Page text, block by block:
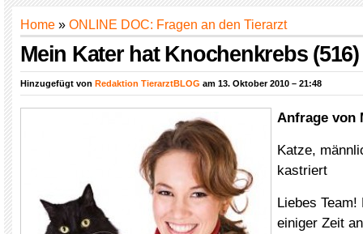
Home » ONLINE DOC: Fragen an den Tierarzt
Mein Kater hat Knochenkrebs (516)
Hinzugefügt von Redaktion TierarztBLOG am 13. Oktober 2010 – 21:48
Anfrage von
Katze,
kastriert
Liebes
einiger Zeit